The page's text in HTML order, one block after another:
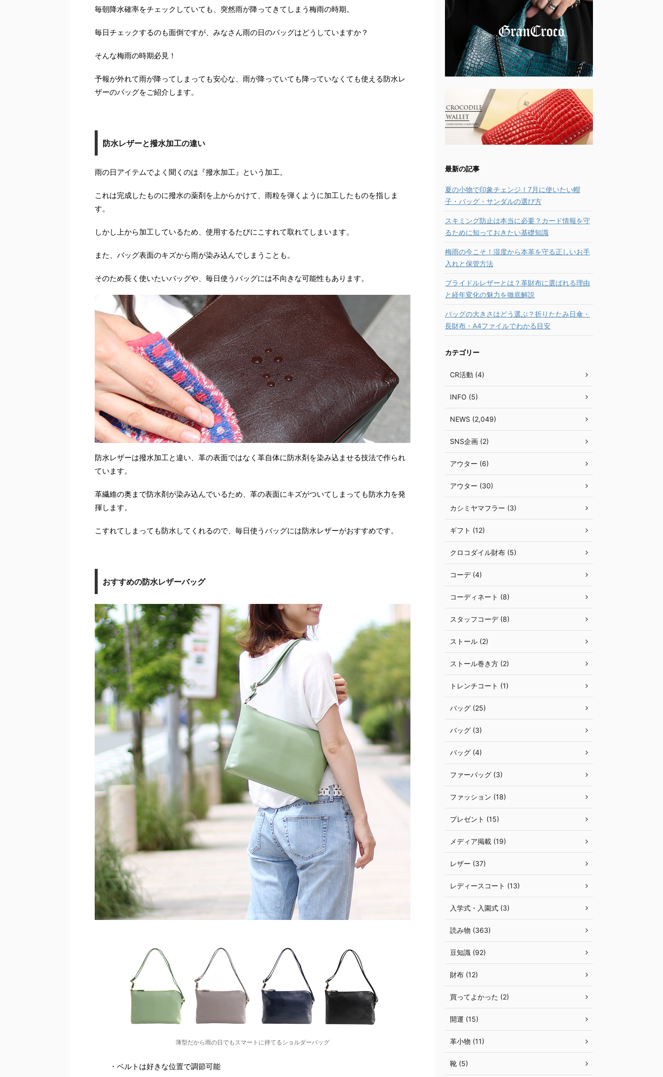
毎朝降水確率をチェックしていても、突然雨が降ってきてしまう梅雨の時期。
毎日チェックするのも面倒ですが、みなさん雨の日のバッグはどうしていますか？
そんな梅雨の時期必見！
予報が外れて雨が降ってしまっても安心な、雨が降っていても降っていなくても使える防水レ
ザーのバッグをご紹介します。
防水レザーと撥水加工の違い
雨の日アイテムでよく聞くのは『撥水加工』という加工。
これは完成したものに撥水の薬剤を上からかけて、雨粒を弾くように加工したものを指しま
す。
しかし上から加工しているため、使用するたびにこすれて取れてしまいます。
また、バッグ表面のキズから雨が染み込んでしまうことも。
そのため長く使いたいバッグや、毎日使うバッグには不向きな可能性もあります。
防水レザーは撥水加工と違い、革の表面ではなく革自体に防水剤を染み込ませる技法で作られ
ています。
革繊維の奥まで防水剤が染み込んでいるため、革の表面にキズがついてしまっても防水力を発
揮します。
こすれてしまっても防水してくれるので、毎日使うバッグには防水レザーがおすすめです。
おすすめの防水レザーバッグ
薄型だから雨の日でもスマートに持てるショルダーバッグ
・ベルトは好きな位置で調節可能
最新の記事
夏の小物で印象チェンジ！7月に使いたい帽
子・バッグ・サンダルの選び方
スキミング防止は本当に必要？カード情報を守
るために知っておきたい基礎知識
梅雨の今こそ！湿度から本革を守る正しいお手
入れと保管方法
ブライドルレザーとは？革財布に選ばれる理由
と経年変化の魅力を徹底解説
バッグの大きさはどう選ぶ？折りたたみ日傘・
長財布・A4ファイルでわかる目安
カテゴリー
CR活動 (4)
INFO (5)
NEWS (2,049)
SNS企画 (2)
アウター (6)
アウター (30)
カシミヤマフラー (3)
ギフト (12)
クロコダイル財布 (5)
コーデ (4)
コーディネート (8)
スタッフコーデ (8)
ストール (2)
ストール巻き方 (2)
トレンチコート (1)
バッグ (25)
バッグ (3)
バッグ (4)
ファーバッグ (3)
ファッション (18)
プレゼント (15)
メディア掲載 (19)
レザー (37)
レディースコート (13)
入学式・入園式 (3)
読み物 (363)
豆知識 (92)
財布 (12)
買ってよかった (2)
開運 (15)
革小物 (11)
靴 (5)